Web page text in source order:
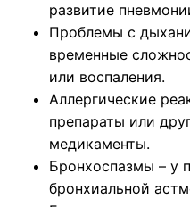
развитие
Проблемы с
временные
или воспаления.
Аллергические
препараты или
медикаменты.
Бронхоспазмы – у
бронхиальной